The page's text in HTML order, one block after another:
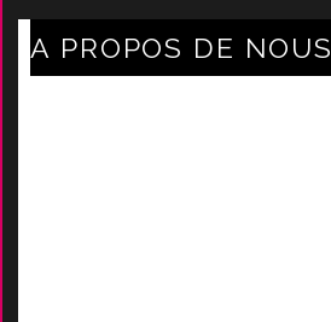
A PROPOS DE NOUS